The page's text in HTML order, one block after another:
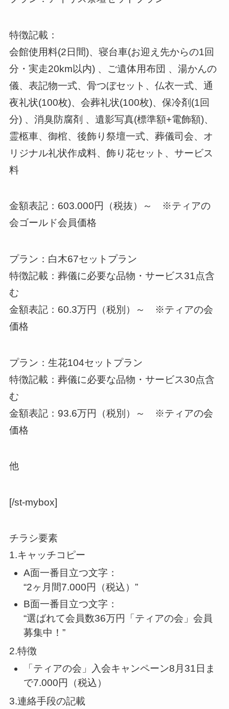
特徴記載：
会館使用料(2日間)、寝台車(お迎え先からの1回
分・実走20km以内) 、ご遺体用布団 、湯かんの
儀、表記物一式、骨つぼセット、仏衣一式、通
夜礼状(100枚)、会葬礼状(100枚)、保冷剤(1回
分) 、消臭防腐剤 、遺影写真(標準額+電飾額)、
霊柩車、御棺、後飾り祭壇一式、葬儀司会、オ
リジナル礼状作成料、飾り花セット、サービス
料
金額表記：603.000円（税抜）～ ※ティアの
会ゴールド会員価格
プラン：白木67セットプラン
特徴記載：葬儀に必要な品物・サービス31点含
む
金額表記：60.3万円（税別）～ ※ティアの会
価格
プラン：生花104セットプラン
特徴記載：葬儀に必要な品物・サービス30点含
む
金額表記：93.6万円（税別）～ ※ティアの会
価格
他
[/st-mybox]
チラシ要素
1.キャッチコピー
A面一番目立つ文字：
“2ヶ月間7.000円（税込）”
B面一番目立つ文字：
“選ばれて会員数36万円「ティアの会」会員
募集中！”
2.特徴
「ティアの会」入会キャンペーン8月31日ま
で7.000円（税込）
3.連絡手段の記載